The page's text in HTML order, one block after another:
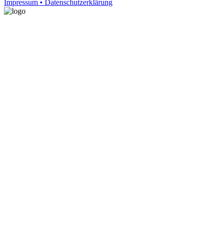
Impressum • Datenschutzerklärung